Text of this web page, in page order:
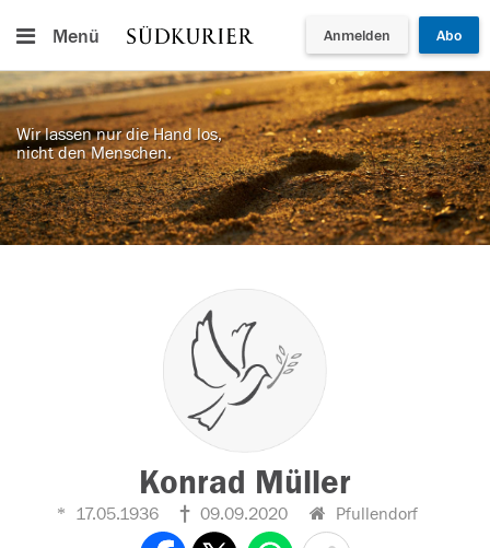
Menü Anmelden Abo
Wir lassen nur die Hand los,
nicht den Menschen.
Konrad Müller
17.05.1936 09.09.2020 Pfullendorf